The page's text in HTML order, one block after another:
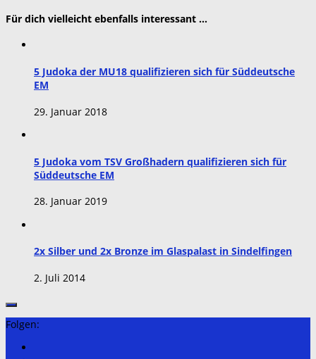
Für dich vielleicht ebenfalls interessant …
5 Judoka der MU18 qualifizieren sich für Süddeutsche
EM
29. Januar 2018
5 Judoka vom TSV Großhadern qualifizieren sich für
Süddeutsche EM
28. Januar 2019
2x Silber und 2x Bronze im Glaspalast in Sindelfingen
2. Juli 2014
Folgen: